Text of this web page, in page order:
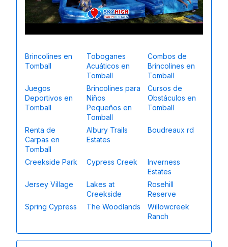
Brincolines en
Tomball
Toboganes
Acuáticos en
Tomball
Combos de
Brincolines en
Tomball
Juegos
Deportivos en
Tomball
Brincolines para
Niños
Pequeños en
Tomball
Cursos de
Obstáculos en
Tomball
Renta de
Carpas en
Tomball
Albury Trails
Estates
Boudreaux rd
Creekside Park Cypress Creek
Inverness
Estates
Jersey Village
Lakes at
Creekside
Rosehill
Reserve
Spring Cypress
The Woodlands
Willowcreek
Ranch